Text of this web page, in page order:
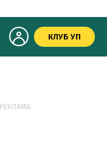
КЛУБ УП
РЕКЛАМА: